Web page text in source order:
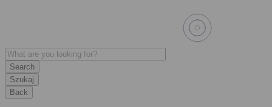
Szukaj
Back